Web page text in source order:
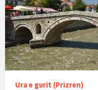
Ura e gurit (Prizren)